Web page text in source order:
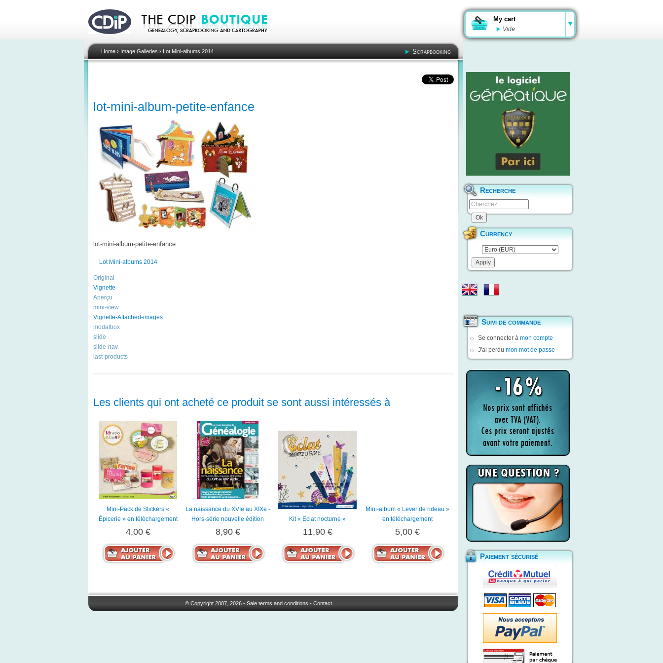
My cart
Vide
Home› Image Galleries › Lot Mini-albums 2014 Scrapbooking
lot-mini-album-petite-enfance
lot-mini-album-petite-enfance
Lot Mini-albums 2014
Original
Vignette
Aperçu
mini-view
Vignette-Attached-images
modalbox
slide
slide-nav
last-products
Les clients qui ont acheté ce produit se sont aussi intéressés à
Mini-Pack de Stickers «
Épicerie » en téléchargement
4,00 €
La naissance du XVIe au XIXe -
Hors-série nouvelle édition
8,90 €
Kit « Eclat nocturne »
11,90 €
Mini-album « Lever de rideau »
en téléchargement
5,00 €
© Copyright 2007, 2026 - Sale terms and conditions - Contact
Recherche
Currency
Suivi de commande
Se connecter à mon compte
J'ai perdu mon mot de passe
Paiement sécurisé